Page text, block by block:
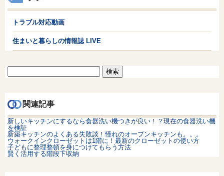
トラブル対応動画
住まいと暮らしの情報誌 LIVE
関連記事
新しいキッチンにするなら食器洗い機つきが良い！？現在の食器洗い機
を検証
新築キッチンのよくある失敗談！憧れのオープンキッチンも。。。
ウォークインクローゼットは1階に！最新のクローゼットの使い方
子どもに整理整頓を身につけてもらう方法
賢く活用する階段下収納